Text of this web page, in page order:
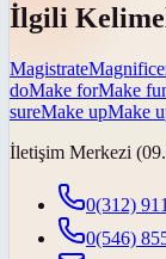
İlgili
Magistrate
doMake forMake
sureMake upMake
İletişim Merkezi
0(312)
0(546)